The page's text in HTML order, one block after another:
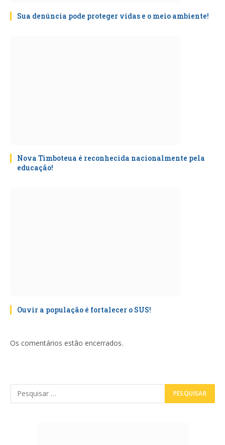
Sua denúncia pode proteger vidas e o meio ambiente!
Nova Timboteua é reconhecida nacionalmente pela
educação!
Ouvir a população é fortalecer o SUS!
Os comentários estão encerrados.